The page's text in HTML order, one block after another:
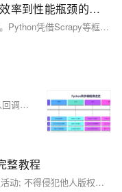
Go与Python爬虫实战对比：从开发效率到性能瓶颈的深度解析
本文对比了Python与Go在爬虫开发中的特点。Python凭借Scrapy等框架在开发效率和易用性上占优，适合快速开发与中小型项目；而Go凭借高并发和高性能优势，适用于大规模、长期运行的爬虫服务。文章通过代码示例和性能测试，分析了两者在并发能力、错误处理、部署维护等方面的差异，并探讨了未来融合发展的趋势。
🌟 蒋星熠Jaxonic，代码为舟的星际旅人。从回调地狱到async/await协程天堂，亲历Python异步编程演进。分享高性能爬虫、数据库异步操作、限流监控等实战经验，助你驾驭并发，在二进制星河中谱写极客诗篇。
整教程
最后强调: 父母法律法规限制下进行网络抓取活动; 不得侵犯他人版权隐私利益; 同时也要注意个人安全防止泄露敏感信息.